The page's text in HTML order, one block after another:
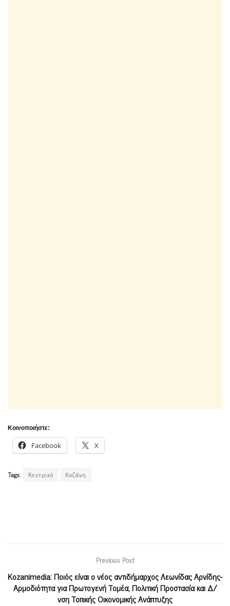
Κοινοποιήστε:
Facebook X
Tags: Κεντρικό Κοζάνη
Previous Post
Kozanimedia: Ποιός είναι ο νέος αντιδήμαρχος Λεωνίδας Αρνίδης-
Αρμοδιότητα για Πρωτογενή Τομέα, Πολιτική Προστασία και Δ/
νση Τοπικής Οικονομικής Ανάπτυξης